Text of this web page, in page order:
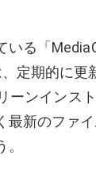
いる「
定期的に更
ーンインス
最新のファ